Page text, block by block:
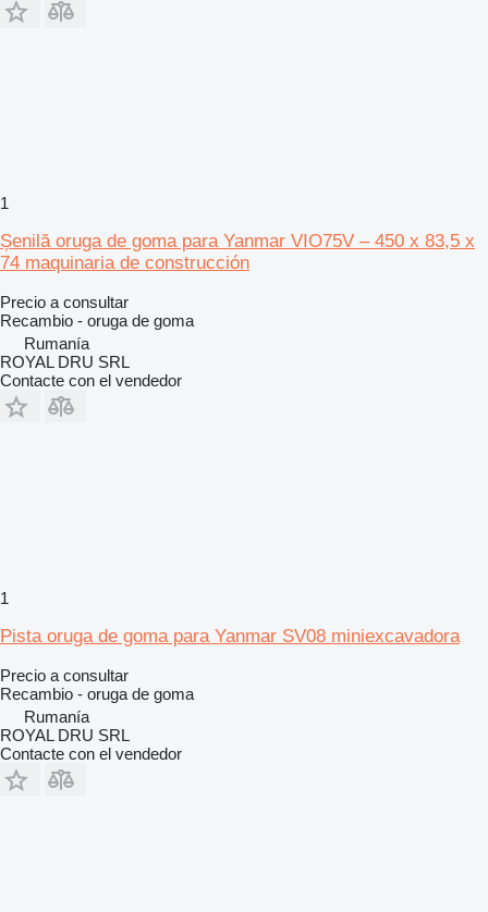
1
Șenilă oruga de goma para Yanmar VIO75V – 450 x 83,5 x
74 maquinaria de construcción
Precio a consultar
Recambio - oruga de goma
Rumanía
ROYAL DRU SRL
Contacte con el vendedor
1
Pista oruga de goma para Yanmar SV08 miniexcavadora
Precio a consultar
Recambio - oruga de goma
Rumanía
ROYAL DRU SRL
Contacte con el vendedor